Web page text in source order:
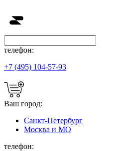
телефон:
+7 (495) 104-57-93
Ваш город:
Санкт-Петербург
Москва и МО
телефон: